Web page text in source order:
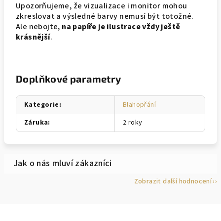
Upozorňujeme, že vizualizace i monitor mohou
zkreslovat a výsledné barvy nemusí být totožné.
Ale nebojte, na papíře je ilustrace vždy ještě
krásnější.
Doplňkové parametry
Kategorie:
Blahopřání
Záruka: 2 roky
Zobrazit další hodnocení